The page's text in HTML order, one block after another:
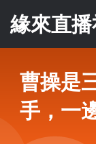
緣來直
曹操是
手，一